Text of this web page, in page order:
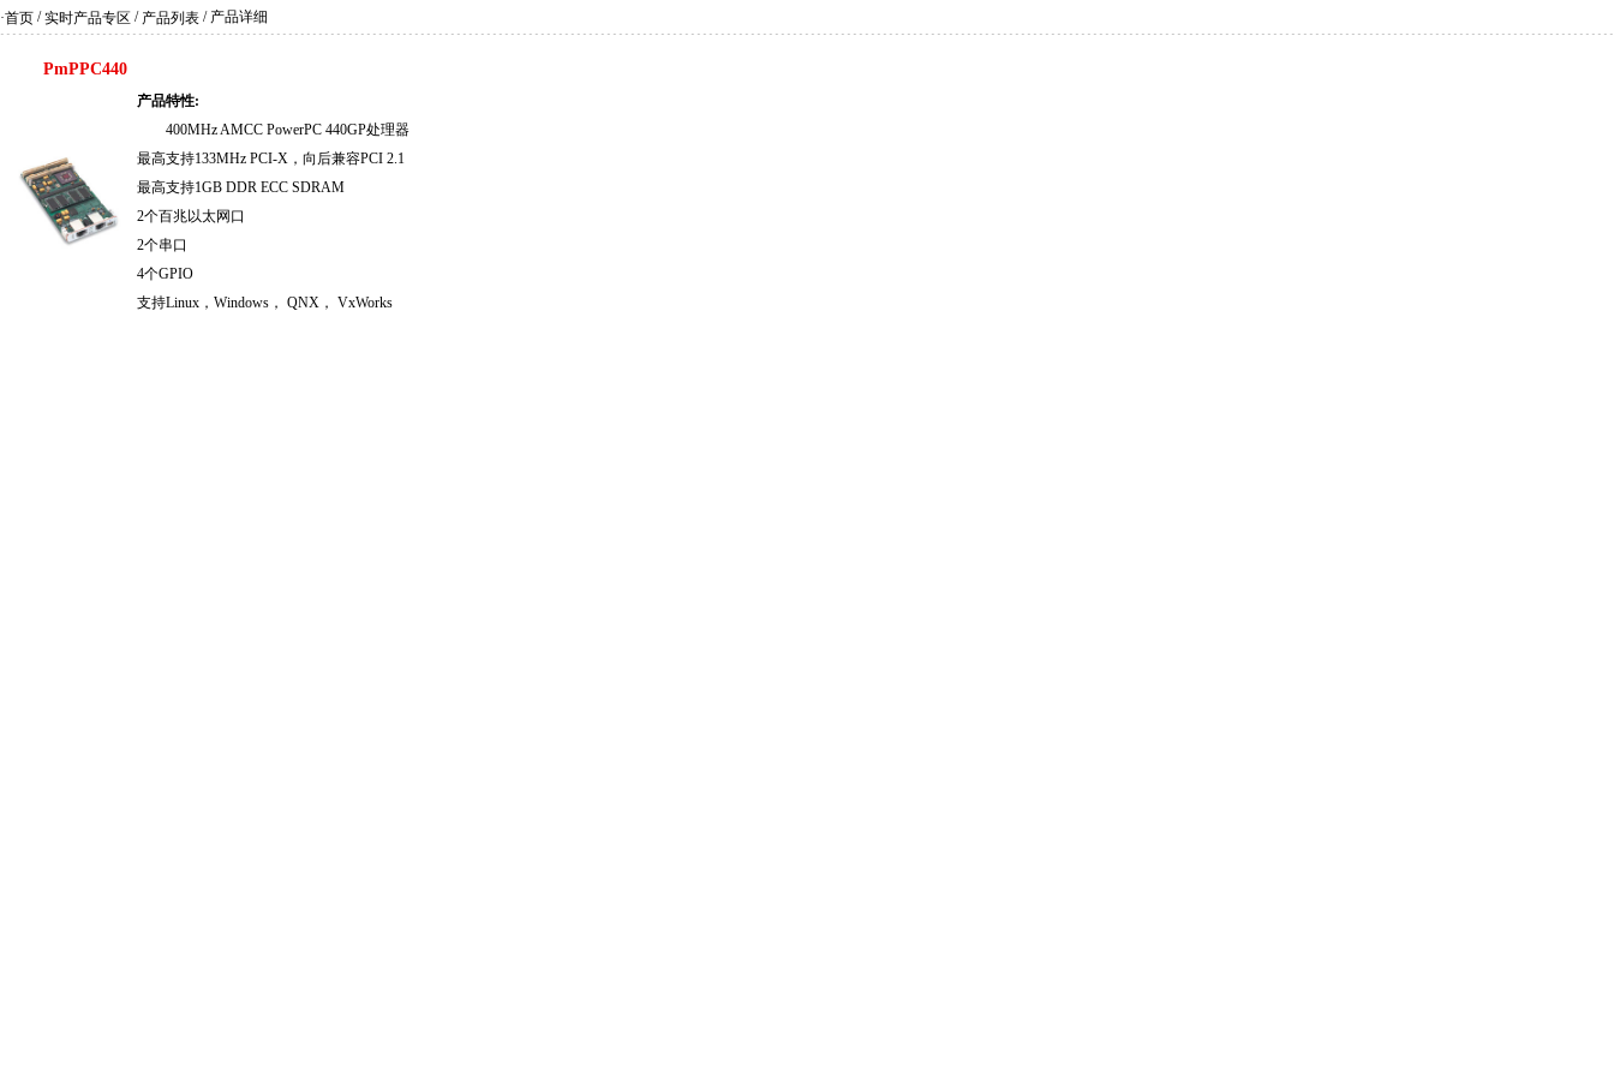
·首页 /实时产品专区 / 产品列表 / 产品详细
PmPPC440
产品特性:
400MHz AMCC PowerPC 440GP处理器
最高支持133MHz PCI-X，向后兼容PCI 2.1
最高支持1GB DDR ECC SDRAM
2个百兆以太网口
2个串口
4个GPIO
支持Linux，Windows， QNX， VxWorks